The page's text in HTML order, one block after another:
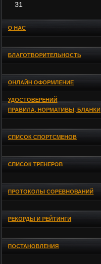
31
О НАС
БЛАГОТВОРИТЕЛЬНОСТЬ
ОНЛАЙН ОФОРМЛЕНИЕ
УДОСТОВЕРЕНИЙ
ПРАВИЛА, НОРМАТИВЫ, БЛАНКИ
СПИСОК СПОРТСМЕНОВ
СПИСОК ТРЕНЕРОВ
ПРОТОКОЛЫ СОРЕВНОВАНИЙ
РЕКОРДЫ И РЕЙТИНГИ
ПОСТАНОВЛЕНИЯ